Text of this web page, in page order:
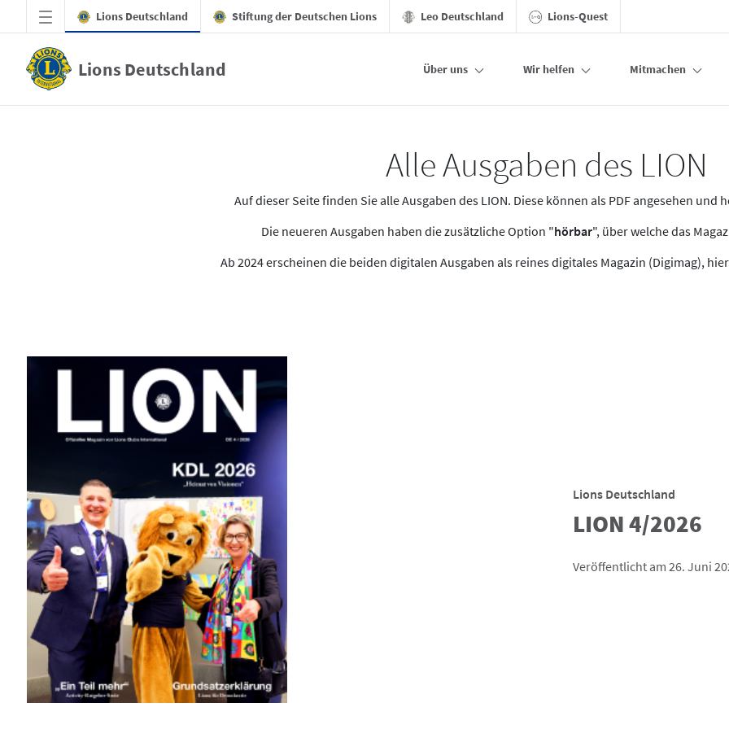
Zum Hauptinhalt springen
Lions Deutschland Stiftung der Deutschen Lions Leo Deutschland Lions-Quest
Lions Deutschland Über uns Wir helfen Mitmachen
Alle Ausgaben des LION
Auf dieser Seite finden Sie alle Ausgaben des LION. Diese können als PDF angesehen und
Die neueren Ausgaben haben die zusätzliche Option "hörbar", über welche das
Ab 2024 erscheinen die beiden digitalen Ausgaben als reines digitales Magazin (Digimag),
Lions Deutschland
LION 4/2026
Veröffentlicht am 26. Juni